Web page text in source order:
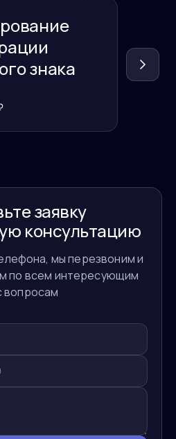
знака
заявку
консультацию
мы перезвоним и
по всем интересующим
вопросам